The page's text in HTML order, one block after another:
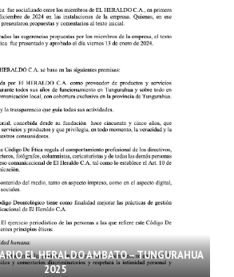
EL HERALDO AMBATO – TUNGURAHUA
2025